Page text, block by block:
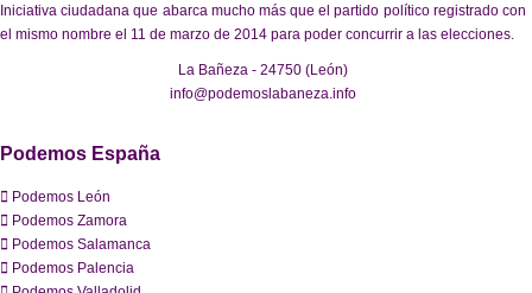
Iniciativa ciudadana que abarca mucho más que el partido político registrado con
el mismo nombre el 11 de marzo de 2014 para poder concurrir a las elecciones.
La Bañeza - 24750 (León)
info@podemoslabaneza.info
Podemos España
Podemos León
Podemos Zamora
Podemos Salamanca
Podemos Palencia